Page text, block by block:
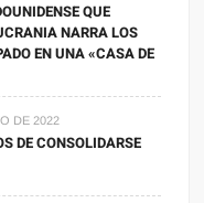
QUE
NARRA LOS
EN UNA «CASA DE
DE 2022
DE CONSOLIDARSE